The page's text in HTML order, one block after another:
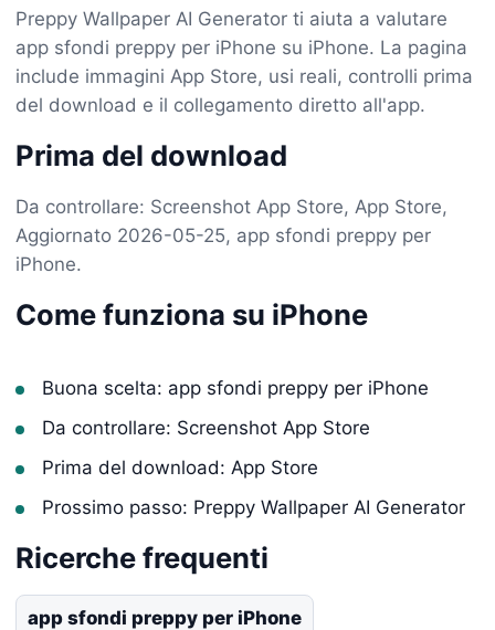
Preppy Wallpaper AI Generator ti aiuta a valutare
app sfondi preppy per iPhone su iPhone. La pagina
include immagini App Store, usi reali, controlli prima
del download e il collegamento diretto all'app.
Prima del download
Da controllare: Screenshot App Store, App Store,
Aggiornato 2026-05-25, app sfondi preppy per
iPhone.
Come funziona su iPhone
Buona scelta: app sfondi preppy per iPhone
Da controllare: Screenshot App Store
Prima del download: App Store
Prossimo passo: Preppy Wallpaper AI Generator
Ricerche frequenti
app sfondi preppy per iPhone